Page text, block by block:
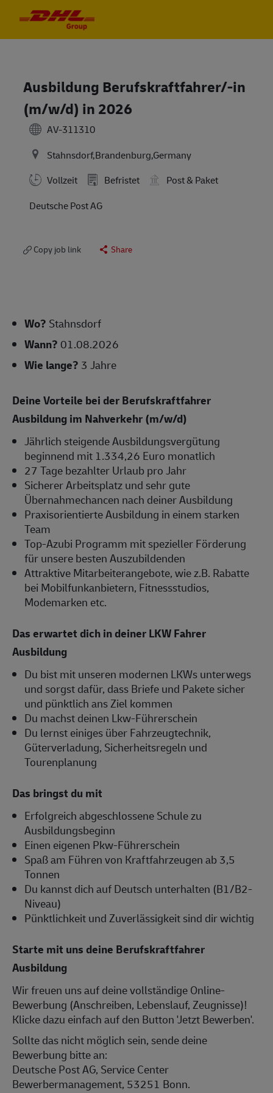
Ausbildung Berufskraftfahrer/-in
(m/w/d) in 2026
AV-311310
Stahnsdorf,Brandenburg,Germany
Vollzeit
Befristet
Post & Paket
Deutsche Post AG
Copy job link Share
Wo? Stahnsdorf
Wann? 01.08.2026
Wie lange? 3 Jahre
Deine Vorteile bei der Berufskraftfahrer
Ausbildung im Nahverkehr (m/w/d)
Jährlich steigende Ausbildungsvergütung
beginnend mit 1.334,26 Euro monatlich
27 Tage bezahlter Urlaub pro Jahr
Sicherer Arbeitsplatz und sehr gute
Übernahmechancen nach deiner Ausbildung
Praxisorientierte Ausbildung in einem starken
Team
Top-Azubi Programm mit spezieller Förderung
für unsere besten Auszubildenden
Attraktive Mitarbeiterangebote, wie z.B. Rabatte
bei Mobilfunkanbietern, Fitnessstudios,
Modemarken etc.
Das erwartet dich in deiner LKW Fahrer
Ausbildung
Du bist mit unseren modernen LKWs unterwegs
und sorgst dafür, dass Briefe und Pakete sicher
und pünktlich ans Ziel kommen
Du machst deinen Lkw-Führerschein
Du lernst einiges über Fahrzeugtechnik,
Güterverladung, Sicherheitsregeln und
Tourenplanung
Das bringst du mit
Erfolgreich abgeschlossene Schule zu
Ausbildungsbeginn
Einen eigenen Pkw-Führerschein
Spaß am Führen von Kraftfahrzeugen ab 3,5
Tonnen
Du kannst dich auf Deutsch unterhalten (B1/B2-
Niveau)
Pünktlichkeit und Zuverlässigkeit sind dir wichtig
Starte mit uns deine Berufskraftfahrer
Ausbildung
Wir freuen uns auf deine vollständige Online-
Bewerbung (Anschreiben, Lebenslauf, Zeugnisse)!
Klicke dazu einfach auf den Button 'Jetzt Bewerben'.
Sollte das nicht möglich sein, sende deine
Bewerbung bitte an:
Deutsche Post AG, Service Center
Bewerbermanagement, 53251 Bonn.